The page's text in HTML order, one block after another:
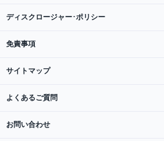
ディスクロージャー･ポリシー
免責事項
サイトマップ
よくあるご質問
お問い合わせ